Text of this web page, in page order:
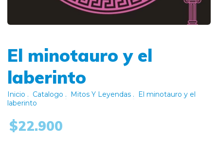
El minotauro y el
laberinto
Inicio . Catalogo . Mitos Y Leyendas . El minotauro y el
laberinto
$22.900